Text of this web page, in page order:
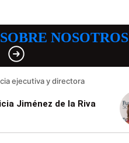
SOBRE NOSOTROS
ejecutiva y directora
Jiménez de la Riva